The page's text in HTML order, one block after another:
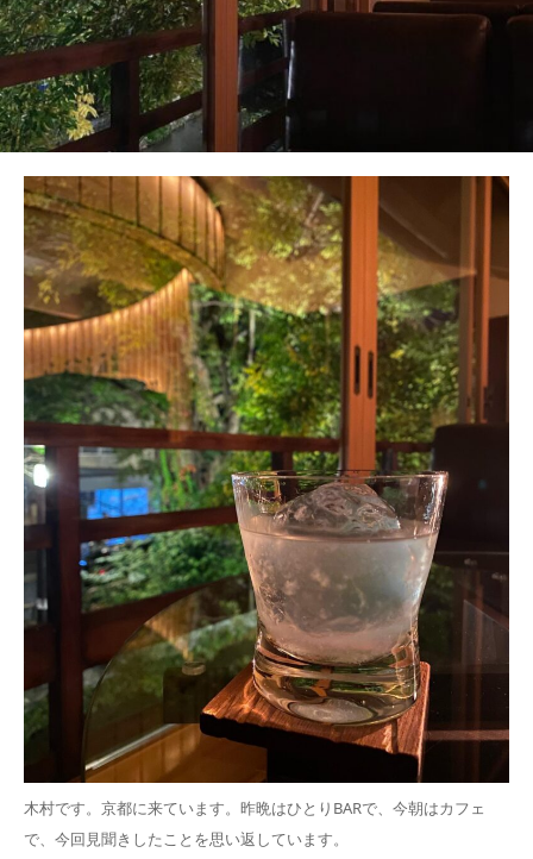
木村です。京都に来ています。昨晩はひとりBARで、今朝はカフェ
で、今回見聞きしたことを思い返しています。